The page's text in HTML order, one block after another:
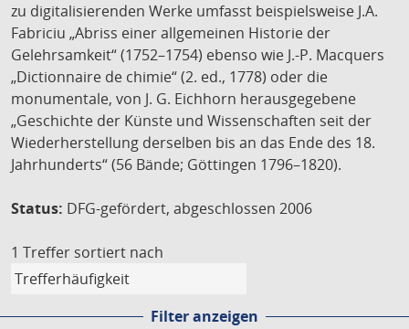
zu digitalisierenden Werke umfasst beispielsweise J.A.
Fabriciu „Abriss einer allgemeinen Historie der
Gelehrsamkeit“ (1752–1754) ebenso wie J.-P. Macquers
„Dictionnaire de chimie“ (2. ed., 1778) oder die
monumentale, von J. G. Eichhorn herausgegebene
„Geschichte der Künste und Wissenschaften seit der
Wiederherstellung derselben bis an das Ende des 18.
Jahrhunderts“ (56 Bände; Göttingen 1796–1820).
Status: DFG-gefördert, abgeschlossen 2006
1 Treffer sortiert nach
Filter anzeigen